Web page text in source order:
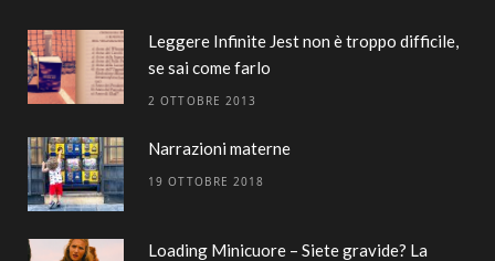
Leggere Infinite Jest non è troppo difficile,
se sai come farlo
2 OTTOBRE 2013
Narrazioni materne
19 OTTOBRE 2018
Loading Minicuore – Siete gravide? La